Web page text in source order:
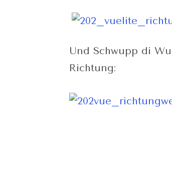
Und Schwupp di
Richtung: